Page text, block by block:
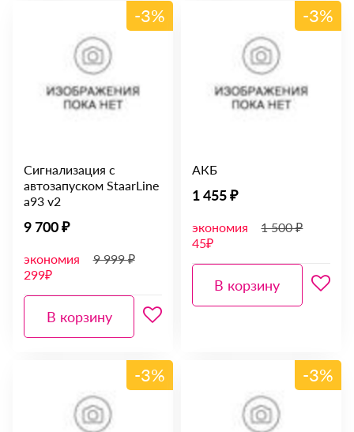
-3%
Сигнализация с
автозапуском StaarLine
a93 v2
9 700 ₽
экономия
299₽
9 999 ₽
В корзину
-3%
АКБ
1 455 ₽
экономия
45₽
1 500 ₽
В корзину
-3% -3%